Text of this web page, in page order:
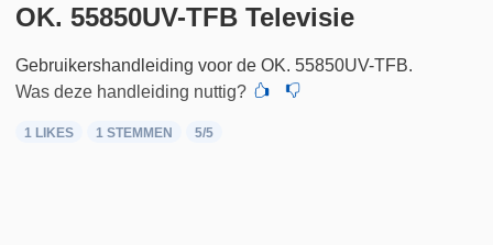
OK. 55850UV-TFB Televisie
Gebruikershandleiding voor de OK. 55850UV-TFB.
Was deze handleiding nuttig?
1 LIKES 1 STEMMEN 5/5